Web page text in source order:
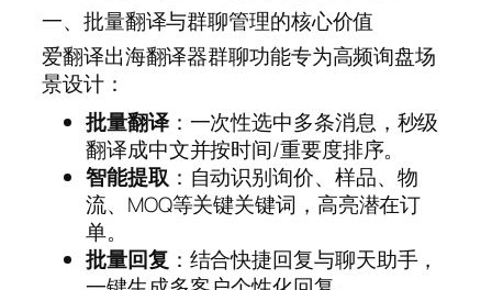
一、批量翻译与群聊管理的核心价值
爱翻译出海翻译器群聊功能专为高频询盘场
景设计：
批量翻译：一次性选中多条消息，秒级
翻译成中文并按时间/重要度排序。
智能提取 ：自动识别询价、样品、物
流、MOQ等关键关键词，高亮潜在订
单。
批量回复 ：结合快捷回复与聊天助手，